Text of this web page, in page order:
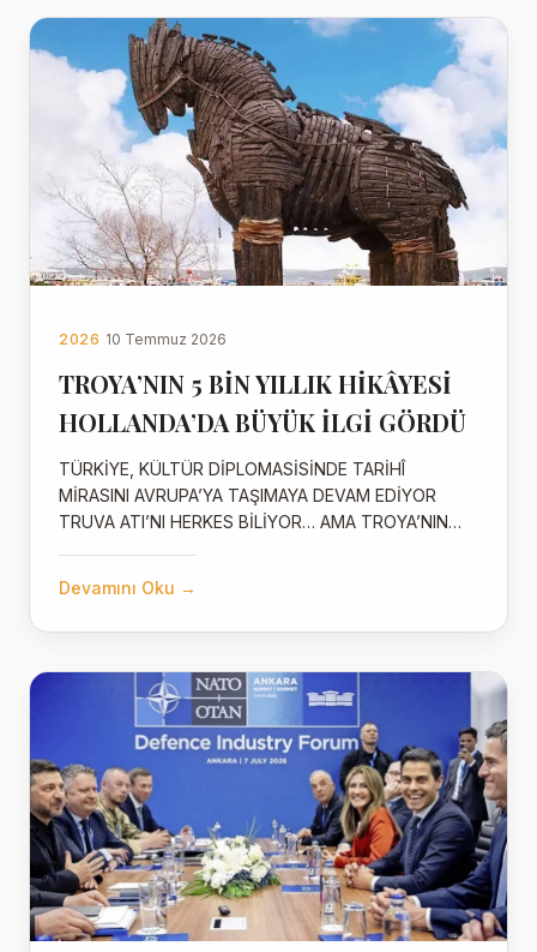
2026 10 Temmuz 2026
TROYA’NIN 5 BİN YILLIK HİKÂYESİ
HOLLANDA’DA BÜYÜK İLGİ GÖRDÜ
TÜRKİYE, KÜLTÜR DİPLOMASİSİNDE TARİHÎ
MİRASINI AVRUPA’YA TAŞIMAYA DEVAM EDİYOR
TRUVA ATI’NI HERKES BİLİYOR… AMA TROYA’NIN…
Devamını Oku →